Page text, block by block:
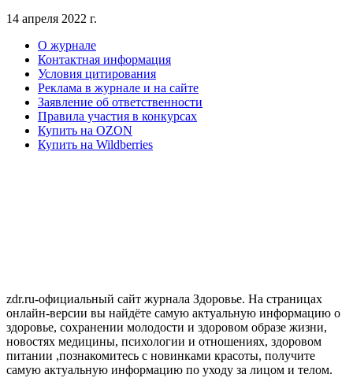
14 апреля 2022 г.
О журнале
Контактная информация
Условия цитирования
Реклама в журнале и на сайте
Заявление об ответственности
Правила участия в конкурсах
Купить на OZON
Купить на Wildberries
zdr.ru-официальный сайт журнала Здоровье. На страницах
онлайн-версии вы найдёте самую актуальную информацию о
здоровье, сохранении молодости и здоровом образе жизни,
новостях медицины, психологии и отношениях, здоровом
питании ,познакомитесь с новинками красоты, получите
самую актуальную информацию по уходу за лицом и телом.